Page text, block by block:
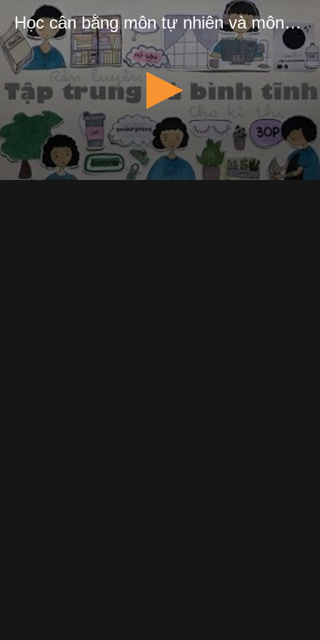
Học cân bằng môn tự nhiên và môn xã hội cho học sinh - Kể chuyện cùng Stu | Stuvlood